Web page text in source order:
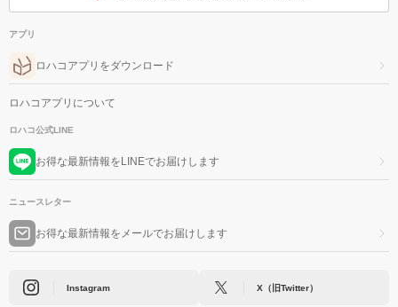
アプリ
ロハコアプリをダウンロード
ロハコアプリについて
ロハコ公式LINE
お得な最新情報をLINEでお届けします
ニュースレター
お得な最新情報をメールでお届けします
Instagram X（旧Twitter）